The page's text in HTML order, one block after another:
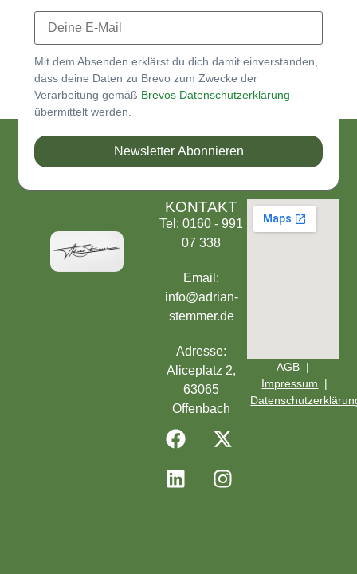
Mit dem Absenden erklärst du dich damit einverstanden,
dass deine Daten zu Brevo zum Zwecke der
Verarbeitung gemäß Brevos Datenschutzerklärung
übermittelt werden.
Newsletter Abonnieren
KONTAKT
Tel: 0160 - 991
07 338
Email:
info@adrian-
stemmer.de
Adresse:
Aliceplatz 2,
63065
Offenbach
AGB |
Impressum |